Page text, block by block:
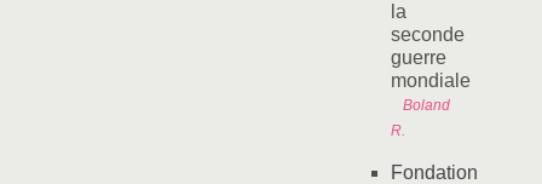
la
seconde
guerre
mondiale
Boland
R.
Fondation